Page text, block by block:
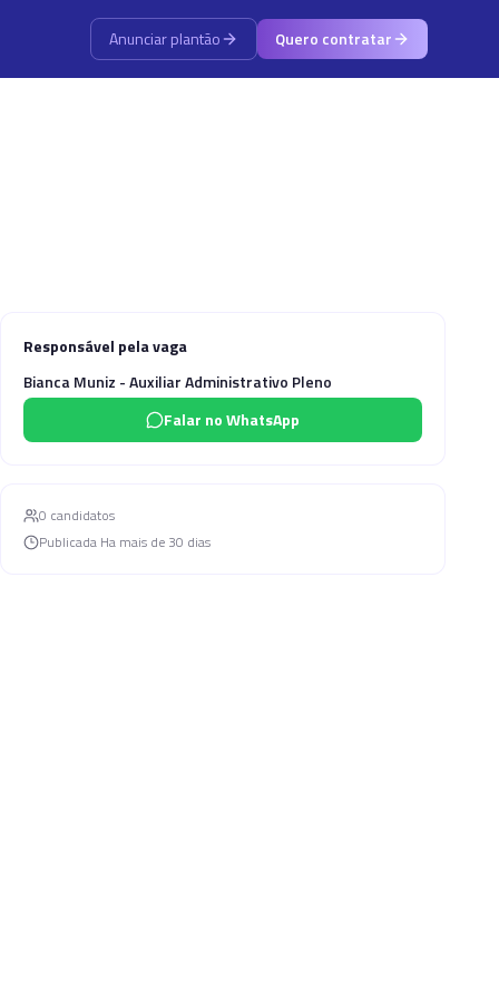
Anunciar plantão Quero contratar
Responsável pela vaga
Bianca Muniz - Auxiliar Administrativo Pleno
Falar no WhatsApp
0 candidatos
Publicada Ha mais de 30 dias